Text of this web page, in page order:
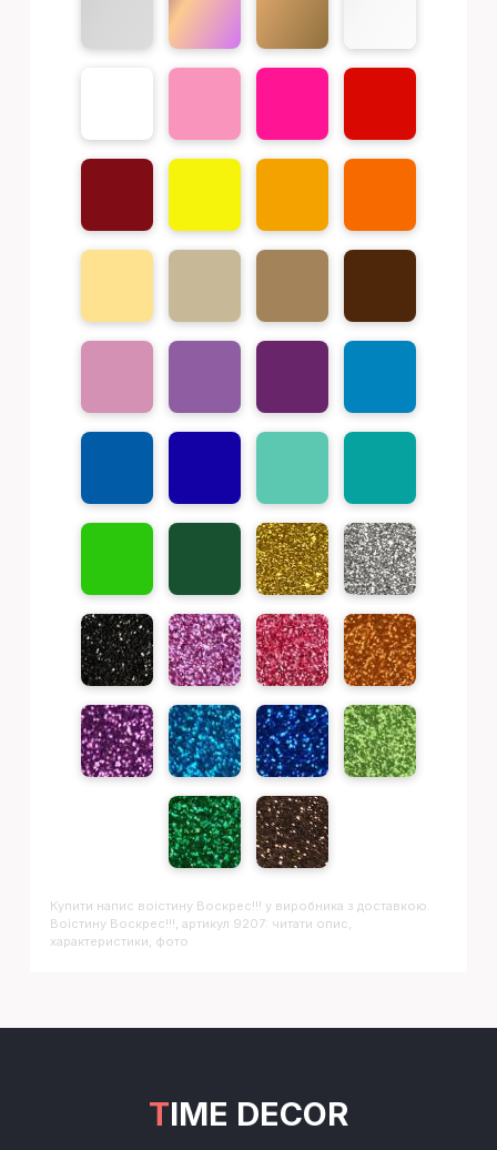
Купити напис Воістину Воскрес!!! у виробника з доставкою.
Воістину Воскрес!!!, артикул 9207: читати опис,
характеристики, фото
TIME DECOR